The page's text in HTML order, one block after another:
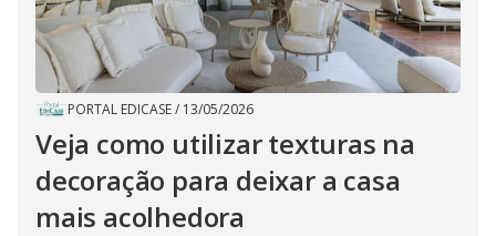
PORTAL EDICASE/ 13/05/2026
Veja como utilizar texturas na
decoração para deixar a casa
mais acolhedora